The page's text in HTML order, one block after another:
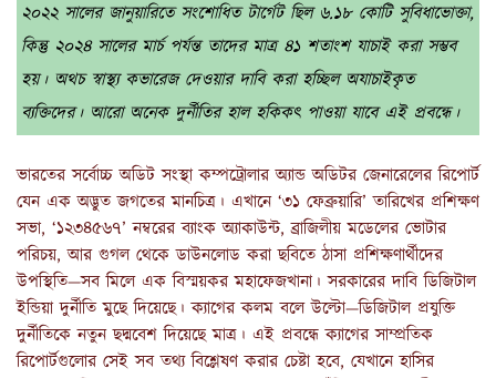
২০২২ সালের জানুয়ারিতে সংশোধিত টার্গেট ছিল ৬.১৮ কোটি সুবিধাভোক্তা,
কিন্তু ২০২৪ সালের মার্চ পর্যন্ত তাদের মাত্র ৪১ শতাংশ যাচাই করা সম্ভব
হয়। অথচ স্বাস্থ্য কভারেজ দেওয়ার দাবি করা হচ্ছিল অযাচাইকৃত
ব্যক্তিদের। আরো অনেক দুর্নীতির হাল হকিকৎ পাওয়া যাবে এই প্রবন্ধে।
ভারতের সর্বোচ্চ অডিট সংস্থা কম্পট্রোলার অ্যান্ড অডিটর জেনারেলের রিপোর্ট
যেন এক অদ্ভুত জগতের মানচিত্র। এখানে ‘৩১ ফেব্রুয়ারি’ তারিখের প্রশিক্ষণ
সভা, ‘১২৩৪৫৬৭’ নম্বরের ব্যাংক অ্যাকাউন্ট, ব্রাজিলীয় মডেলের ভোটার
পরিচয়, আর গুগল থেকে ডাউনলোড করা ছবিতে ঠাসা প্রশিক্ষণার্থীদের
উপস্থিতি—সব মিলে এক বিস্ময়কর মহাফেজখানা। সরকারের দাবি ডিজিটাল
ইন্ডিয়া দুর্নীতি মুছে দিয়েছে। ক্যাগের কলম বলে উল্টো—ডিজিটাল প্রযুক্তি
দুর্নীতিকে নতুন ছদ্মবেশ দিয়েছে মাত্র। এই প্রবন্ধে ক্যাগের সাম্প্রতিক
রিপোর্টগুলোর সেই সব তথ্য বিশ্লেষণ করার চেষ্টা হবে, যেখানে হাসির